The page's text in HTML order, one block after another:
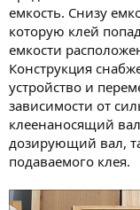
емкость. Снизу
которую клей
емкости
Конструкция
устройство и
зависимости от
клеенаносящий
дозирующий вал,
подаваемого клея.